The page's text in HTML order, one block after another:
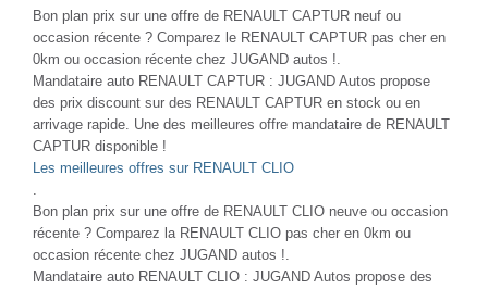
Bon plan prix sur une offre de RENAULT CAPTUR neuf ou
occasion récente ? Comparez le RENAULT CAPTUR pas cher en
0km ou occasion récente chez JUGAND autos !.
Mandataire auto RENAULT CAPTUR : JUGAND Autos propose
des prix discount sur des RENAULT CAPTUR en stock ou en
arrivage rapide. Une des meilleures offre mandataire de RENAULT
CAPTUR disponible !
Les meilleures offres sur RENAULT CLIO
Bon plan prix sur une offre de RENAULT CLIO neuve ou occasion
récente ? Comparez la RENAULT CLIO pas cher en 0km ou
occasion récente chez JUGAND autos !.
Mandataire auto RENAULT CLIO : JUGAND Autos propose des